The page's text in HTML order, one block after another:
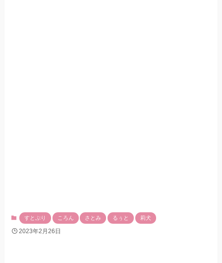
すとぷり ころん さとみ るぅと 莉犬
2023年2月26日